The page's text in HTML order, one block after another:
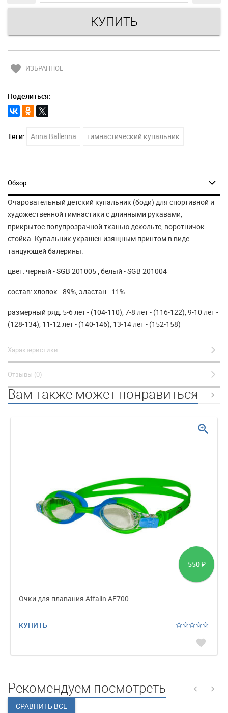
favorite ИЗБРАННОЕ
Поделиться:
Теги: Arina Ballerina гимнастический купальник
Обзор
Очаровательный детский купальник (боди) для спортивной и
художественной гимнастики с длинными рукавами,
прикрытое полупрозрачной тканью декольте, воротничок -
стойка. Купальник украшен изящным принтом в виде
танцующей балерины.
цвет: чёрный - SGB 201005 , белый - SGB 201004
состав: хлопок - 89%, эластан - 11%.
размерный ряд: 5-6 лет - (104-110), 7-8 лет - (116-122), 9-10 лет -
(128-134), 11-12 лет - (140-146), 13-14 лет - (152-158)
Характеристики
Отзывы (0)
Вам также может понравиться
550 ₽
Очки для плавания Affalin AF700
КУПИТЬ
favorite
zoom_in
Рекомендуем посмотреть